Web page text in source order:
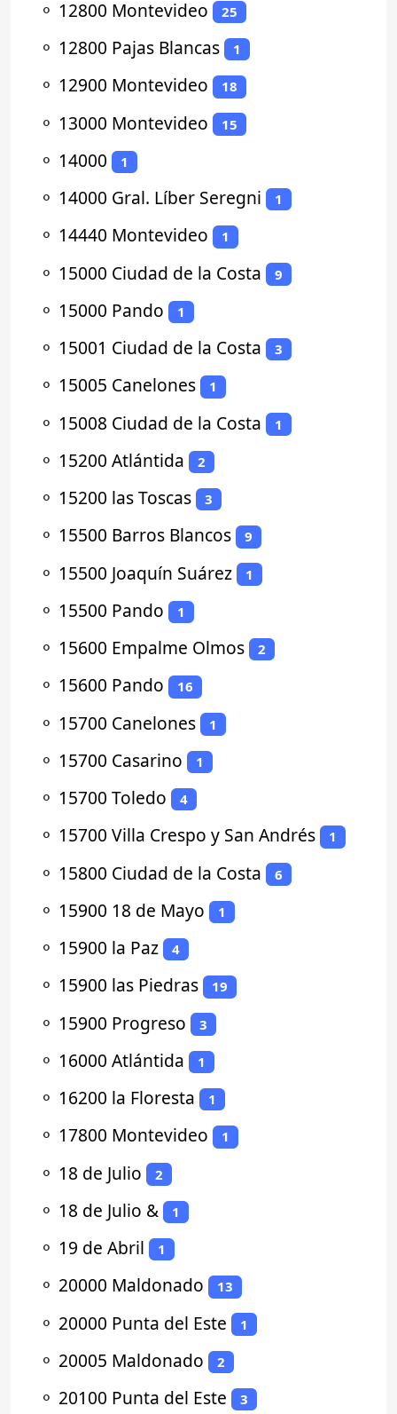
⚬ 12800 Montevideo 25
⚬ 12800 Pajas Blancas 1
⚬ 12900 Montevideo 18
⚬ 13000 Montevideo 15
⚬ 14000 1
⚬ 14000 Gral. Líber Seregni 1
⚬ 14440 Montevideo 1
⚬ 15000 Ciudad de la Costa 9
⚬ 15000 Pando 1
⚬ 15001 Ciudad de la Costa 3
⚬ 15005 Canelones 1
⚬ 15008 Ciudad de la Costa 1
⚬ 15200 Atlántida 2
⚬ 15200 las Toscas 3
⚬ 15500 Barros Blancos 9
⚬ 15500 Joaquín Suárez 1
⚬ 15500 Pando 1
⚬ 15600 Empalme Olmos 2
⚬ 15600 Pando 16
⚬ 15700 Canelones 1
⚬ 15700 Casarino 1
⚬ 15700 Toledo 4
⚬ 15700 Villa Crespo y San Andrés 1
⚬ 15800 Ciudad de la Costa 6
⚬ 15900 18 de Mayo 1
⚬ 15900 la Paz 4
⚬ 15900 las Piedras 19
⚬ 15900 Progreso 3
⚬ 16000 Atlántida 1
⚬ 16200 la Floresta 1
⚬ 17800 Montevideo 1
⚬ 18 de Julio 2
⚬ 18 de Julio & 1
⚬ 19 de Abril 1
⚬ 20000 Maldonado 13
⚬ 20000 Punta del Este 1
⚬ 20005 Maldonado 2
⚬ 20100 Punta del Este 3